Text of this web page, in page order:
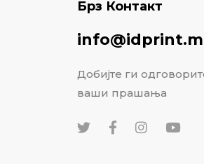
Брз Контакт
Добијте ги
ваши прашања